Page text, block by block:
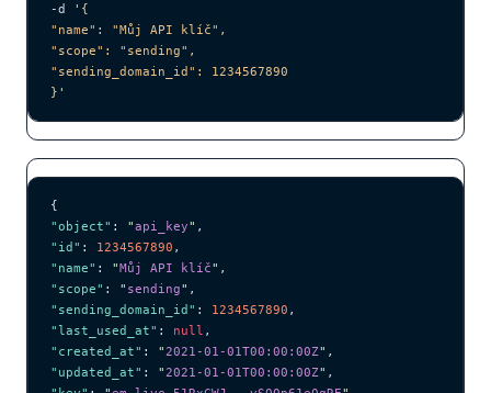
-d ' {
"name": "Můj API klíč",
"scope": "sending",
"sending_domain_id": 1234567890
} '
{
"object" : "api_key" ,
"id" : 1234567890 ,
"name" : "Můj API klíč" ,
"scope" : " sending" ,
"sending_domain_id" : 1234567890 ,
"last_used_at" : null ,
"created_at" : "2021-01-01T00:00:00Z" ,
"updated_at" : "2021-01-01T00:00:00Z" ,